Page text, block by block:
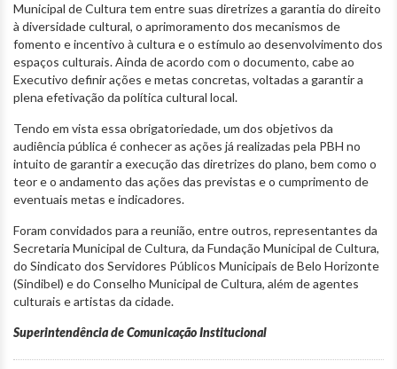
Municipal de Cultura tem entre suas diretrizes a garantia do direito
à diversidade cultural, o aprimoramento dos mecanismos de
fomento e incentivo à cultura e o estímulo ao desenvolvimento dos
espaços culturais. Ainda de acordo com o documento, cabe ao
Executivo definir ações e metas concretas, voltadas a garantir a
plena efetivação da política cultural local.
Tendo em vista essa obrigatoriedade, um dos objetivos da
audiência pública é conhecer as ações já realizadas pela PBH no
intuito de garantir a execução das diretrizes do plano, bem como o
teor e o andamento das ações das previstas e o cumprimento de
eventuais metas e indicadores.
Foram convidados para a reunião, entre outros, representantes da
Secretaria Municipal de Cultura, da Fundação Municipal de Cultura,
do Sindicato dos Servidores Públicos Municipais de Belo Horizonte
(Sindibel) e do Conselho Municipal de Cultura, além de agentes
culturais e artistas da cidade.
Superintendência de Comunicação Institucional